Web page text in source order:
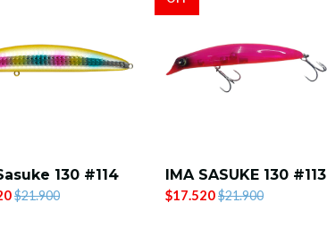
130 #114
$21.900
IMA SASUKE 130 #113
$17.520$21.900